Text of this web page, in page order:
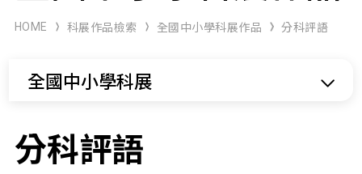
科學研習月刊
HOME 科展作品檢索 全國中小學科展作品 分科評語
全國中小學科展
分科評語